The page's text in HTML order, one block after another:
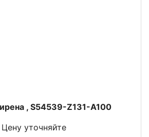
, S54539-Z131-A100
Цену уточняйте